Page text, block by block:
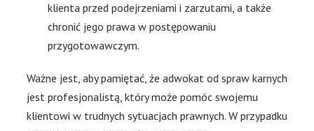
klienta przed podejrzeniami i zarzutami, a także
chronić jego prawa w postępowaniu
przygotowawczym.
Ważne jest, aby pamiętać, że adwokat od spraw karnych
jest profesjonalistą, który może pomóc swojemu
klientowi w trudnych sytuacjach prawnych. W przypadku